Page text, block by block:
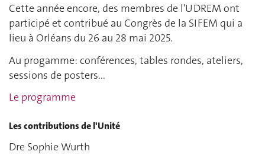
Cette année encore, des membres de l'UDREM ont
participé et contribué au Congrès de la SIFEM qui a
lieu à Orléans du 26 au 28 mai 2025.
Au progamme: conférences, tables rondes, ateliers,
sessions de posters...
Le programme
Les contributions de l'Unité
Dre Sophie Wurth